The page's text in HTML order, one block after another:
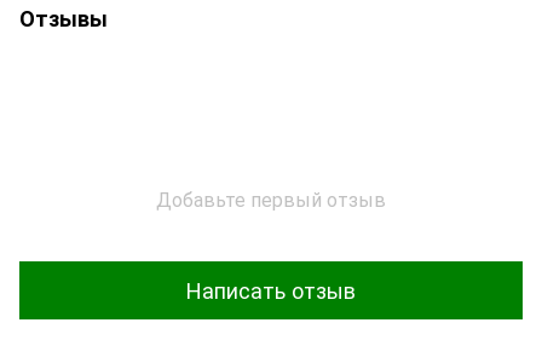
Отзывы
Добавьте первый отзыв
Написать отзыв